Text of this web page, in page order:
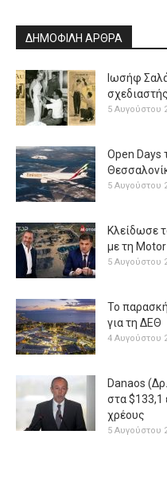
ΔΗΜΟΦΙΛΗ ΑΡΘΡΑ
Ιωσήφ
5 Αυγούστου
Open Days
5 Αυγούστου
Κλείδωσε
με τη Μotor
5 Αυγούστου
Το
για τη ΔΕΘ
4 Αυγούστου
Danaos
στα $133,1
χρέους
5 Αυγούστου